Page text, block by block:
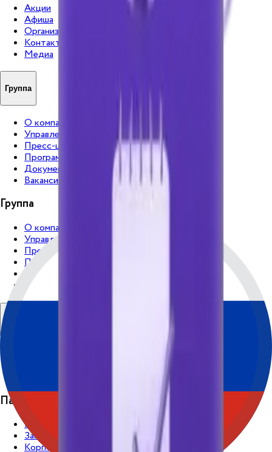
Акции
Афиша
Организация мероприятий
Контакты
Медиа
Группа
О компании
Управление
Пресс-центр
Программа лояльности
Документы
Вакансии
Группа
О компании
Управление
Пресс-центр
Программа лояльности
Документы
Вакансии
Партнерам
Как стать партнером
Закупки
Корпоративным клиентам